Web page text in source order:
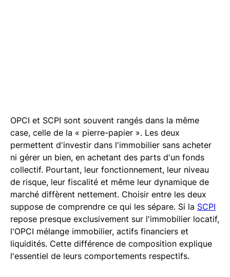
OPCI et SCPI sont souvent rangés dans la même
case, celle de la « pierre-papier ». Les deux
permettent d'investir dans l'immobilier sans acheter
ni gérer un bien, en achetant des parts d'un fonds
collectif. Pourtant, leur fonctionnement, leur niveau
de risque, leur fiscalité et même leur dynamique de
marché diffèrent nettement. Choisir entre les deux
suppose de comprendre ce qui les sépare. Si la SCPI
repose presque exclusivement sur l'immobilier locatif,
l'OPCI mélange immobilier, actifs financiers et
liquidités. Cette différence de composition explique
l'essentiel de leurs comportements respectifs.